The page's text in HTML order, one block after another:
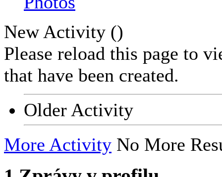
New Activity ()
Please reload this page to
that have been created.
Older Activity
More Activity No More